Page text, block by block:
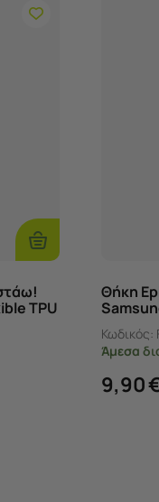
Προσθήκη
Στο
Καλάθι
TPU
Θήκη
(Μαύρη
Κωδικός:
Άμεσα
9,90